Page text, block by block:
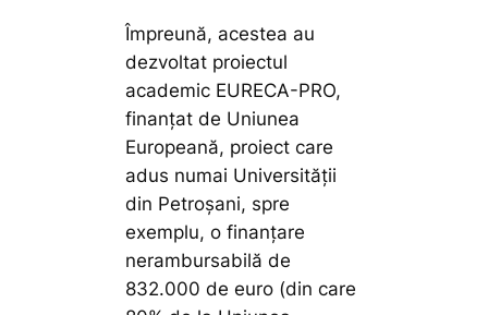
Împreună, acestea au
dezvoltat proiectul
academic EURECA-PRO,
finanțat de Uniunea
Europeană, proiect care
adus numai Universității
din Petroșani, spre
exemplu, o finanțare
nerambursabilă de
832.000 de euro (din care